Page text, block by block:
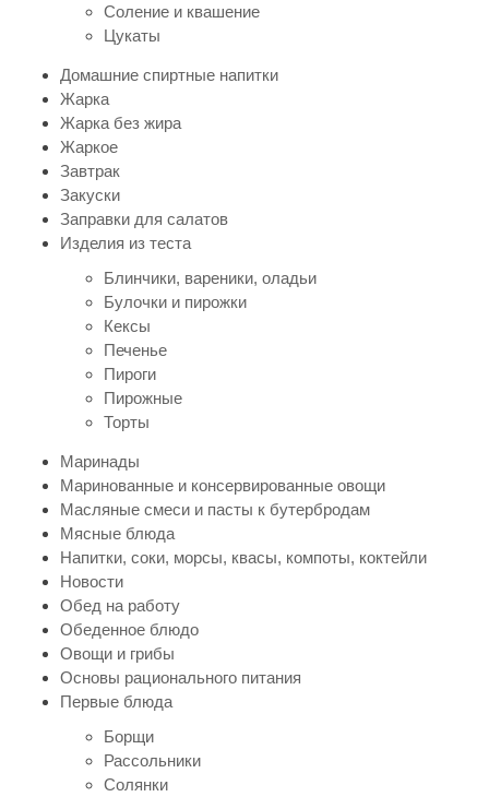
Соление и квашение
Цукаты
Домашние спиртные напитки
Жарка
Жарка без жира
Жаркое
Завтрак
Закуски
Заправки для салатов
Изделия из теста
Блинчики, вареники, оладьи
Булочки и пирожки
Кексы
Печенье
Пироги
Пирожные
Торты
Маринады
Маринованные и консервированные овощи
Масляные смеси и пасты к бутербродам
Мясные блюда
Напитки, соки, морсы, квасы, компоты, коктейли
Новости
Обед на работу
Обеденное блюдо
Овощи и грибы
Основы рационального питания
Первые блюда
Борщи
Рассольники
Солянки